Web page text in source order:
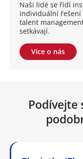
Naši lidé se řídí
individuální řešení
talent
setkávají.
Více o nás
Podívejte